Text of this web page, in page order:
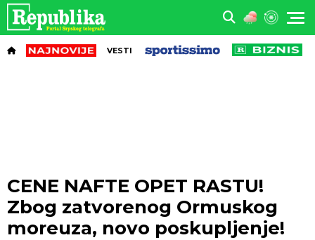
VESTI
CENE NAFTE OPET RASTU!
Zbog zatvorenog Ormuskog
moreuza, novo poskupljenje!